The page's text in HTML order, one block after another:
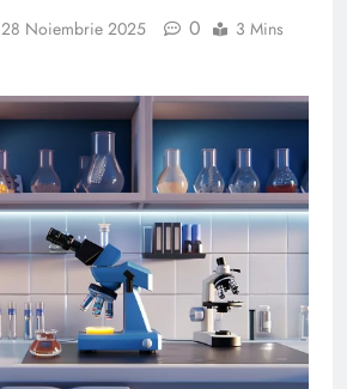
28 Noiembrie 2025 0
3 Mins